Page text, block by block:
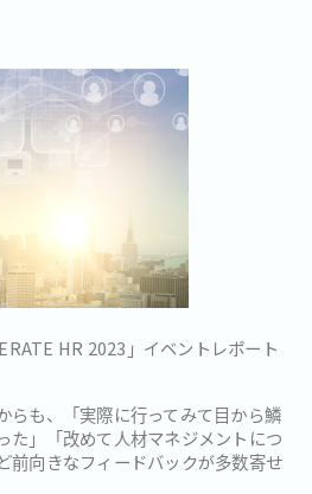
HR 2023」イベントレポート
らも、「実際に行ってみて目から鱗
た」「改めて人材マネジメントにつ
前向きなフィードバックが多数寄せ